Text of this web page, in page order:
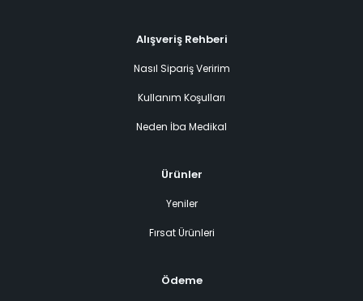
Alışveriş Rehberi
Nasıl Sipariş Veririm
Kullanım Koşulları
Neden İba Medikal
Ürünler
Yeniler
Fırsat Ürünleri
Ödeme